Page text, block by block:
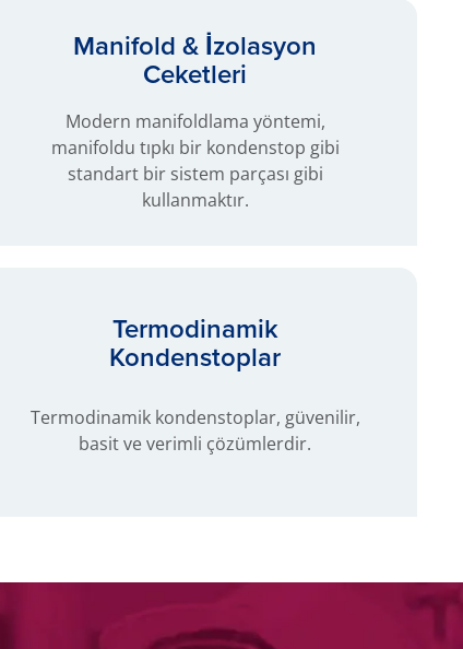
Manifold & İzolasyon
Ceketleri
Modern manifoldlama yöntemi,
manifoldu tıpkı bir kondenstop gibi
standart bir sistem parçası gibi
kullanmaktır.
Termodinamik
Kondenstoplar
Termodinamik kondenstoplar, güvenilir,
basit ve verimli çözümlerdir.